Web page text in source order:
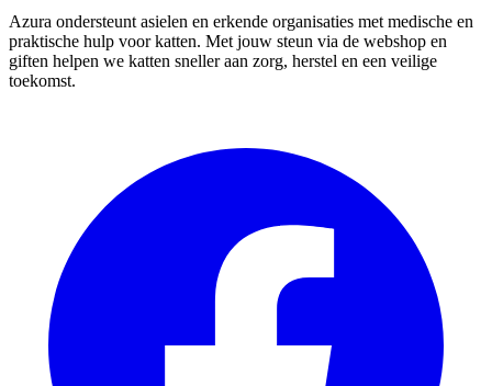
Azura ondersteunt asielen en erkende organisaties met medische en
praktische hulp voor katten. Met jouw steun via de webshop en
giften helpen we katten sneller aan zorg, herstel en een veilige
toekomst.